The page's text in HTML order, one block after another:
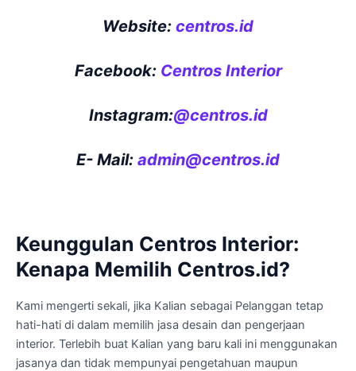
Website: centros.id
Facebook: Centros Interior
Instagram:@centros.id
E- Mail: admin@centros.id
Keunggulan Centros Interior:
Kenapa Memilih Centros.id?
Kami mengerti sekali, jika Kalian sebagai Pelanggan tetap
hati-hati di dalam memilih jasa desain dan pengerjaan
interior. Terlebih buat Kalian yang baru kali ini menggunakan
jasanya dan tidak mempunyai pengetahuan maupun